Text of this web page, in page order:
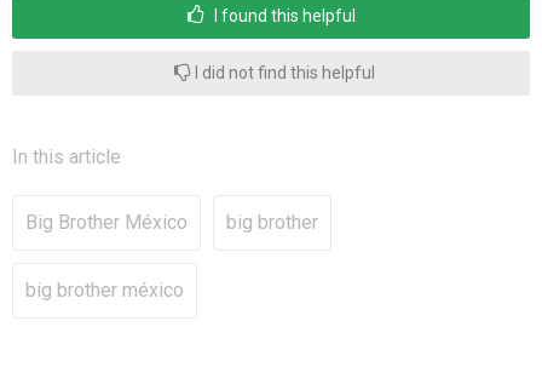
I found this helpful
I did not find this helpful
In this article
Big Brother México big brother
big brother méxico